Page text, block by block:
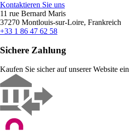
Kontaktieren Sie uns
11 rue Bernard Maris
37270 Montlouis-sur-Loire, Frankreich
+33 1 86 47 62 58
Sichere Zahlung
Kaufen Sie sicher auf unserer Website ein